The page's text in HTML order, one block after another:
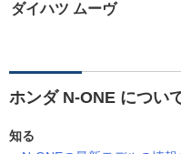
ダイハツ ムーヴ
ホンダ N-ONE につい
知る